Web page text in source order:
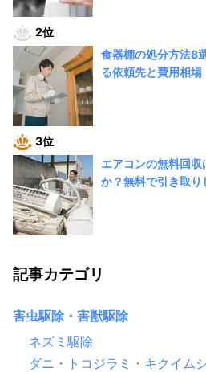
2位
食器棚の処分方法8
る依頼先と費用相場
3位
エアコンの無料回
か？無料で引き取り
記事カテゴリ
害虫駆除・害獣駆除
ネズミ駆除
ダニ・トコジラミ・キクイム